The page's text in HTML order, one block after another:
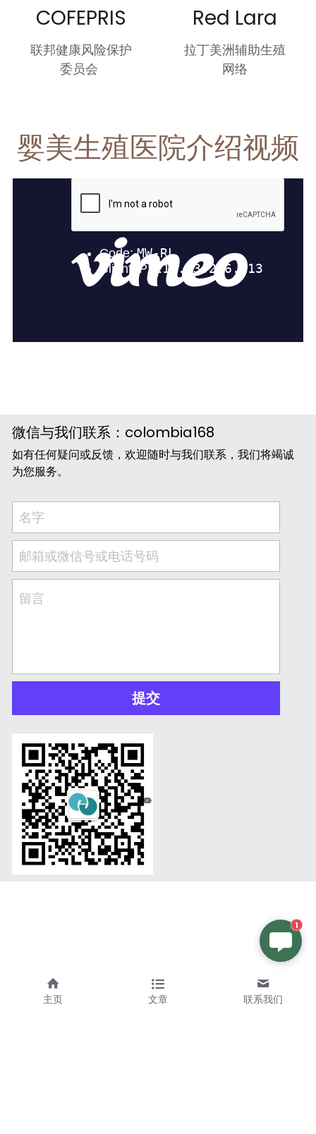
COFEPRIS
联邦健康风险保护
委员会
Red Lara
拉丁美洲辅助生殖
网络
婴美生殖医院介绍视频
微信与我们联系：colombia168
如有任何疑问或反馈，欢迎随时与我们联系，我们将竭诚
为您服务。
名字
邮箱或微信号或电话号码
留言
提交
主页 文章 联系我们
1